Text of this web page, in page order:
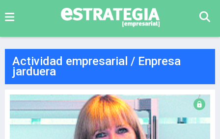
Actividad empresarial / Enpresa
jarduera